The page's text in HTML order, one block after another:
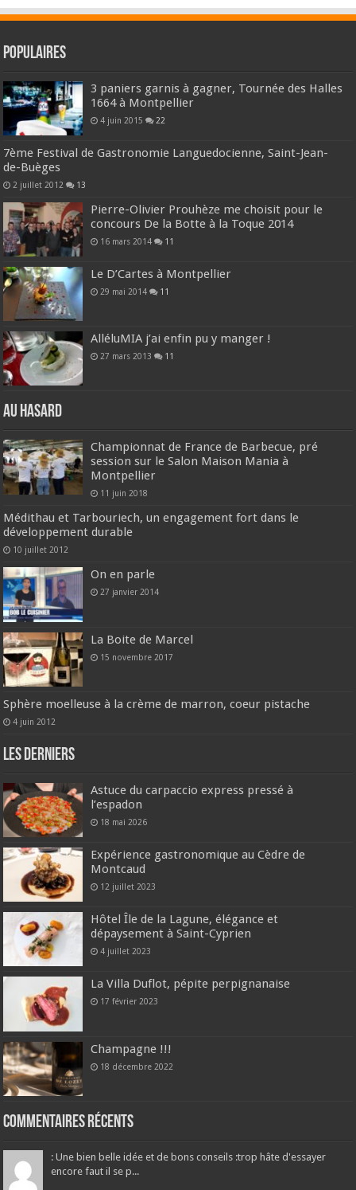
Populaires
3 paniers garnis à gagner, Tournée des Halles
1664 à Montpellier
4 juin 2015 22
7ème Festival de Gastronomie Languedocienne, Saint-Jean-
de-Buèges
2 juillet 2012 13
Pierre-Olivier Prouhèze me choisit pour le
concours De la Botte à la Toque 2014
16 mars 2014 11
Le D’Cartes à Montpellier
29 mai 2014 11
AlléluMIA j’ai enfin pu y manger !
27 mars 2013 11
Au hasard
Championnat de France de Barbecue, pré
session sur le Salon Maison Mania à
Montpellier
11 juin 2018
Médithau et Tarbouriech, un engagement fort dans le
développement durable
10 juillet 2012
On en parle
27 janvier 2014
La Boite de Marcel
15 novembre 2017
Sphère moelleuse à la crème de marron, coeur pistache
4 juin 2012
Les derniers
Astuce du carpaccio express pressé à
l’espadon
18 mai 2026
Expérience gastronomique au Cèdre de
Montcaud
12 juillet 2023
Hôtel Île de la Lagune, élégance et
dépaysement à Saint-Cyprien
4 juillet 2023
La Villa Duflot, pépite perpignanaise
17 février 2023
Champagne !!!
18 décembre 2022
Commentaires récents
: Une bien belle idée et de bons conseils :trop hâte d'essayer
encore faut il se p...